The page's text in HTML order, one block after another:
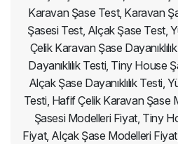
Karavan Şase Test, Karavan
Şasesi Test, Alçak Şase Test,
Çelik Karavan Şase
Dayanıklılık Testi, Tiny House
Alçak Şase Dayanıklılık Testi,
Testi, Hafif Çelik Karavan Şase
Şasesi Modelleri Fiyat, Tiny
Fiyat, Alçak Şase Modelleri